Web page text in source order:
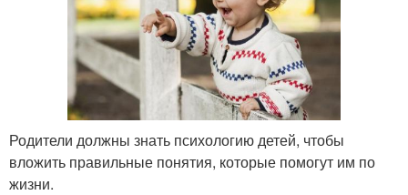
Родители должны знать психологию детей, чтобы
вложить правильные понятия, которые помогут им по
жизни.